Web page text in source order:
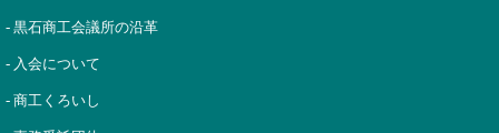
- 黒石商工会議所の沿革
- 入会について
- 商工くろいし